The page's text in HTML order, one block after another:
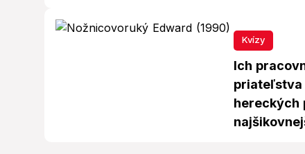
Kvízy
Ich
priateľstva
hereckých